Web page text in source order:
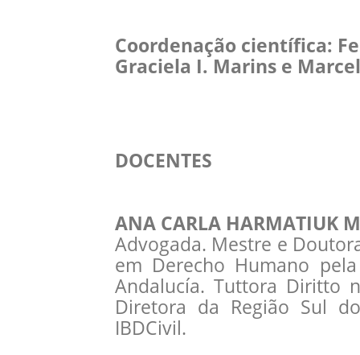
Coordenação científica:
Graciela I. Marins e
DOCENTES
ANA CARLA HARMATIUK
Advogada. Mestre e
em Derecho Humano
Andalucía. Tuttora Diritto
Diretora da Região Sul
IBDCivil.